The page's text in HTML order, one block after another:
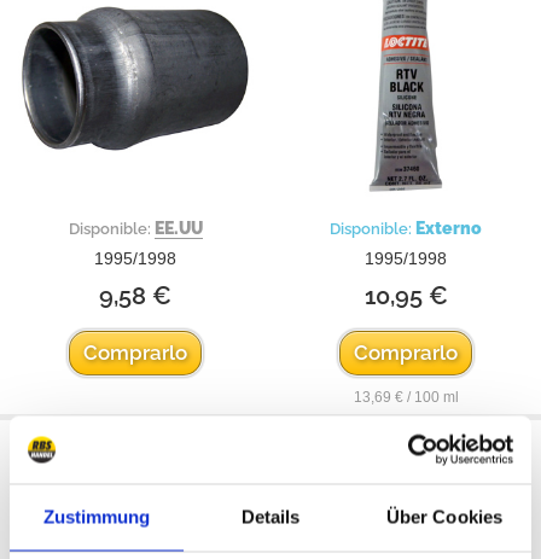
Zustimmung Details Über Cookies
Disponible: EE.UU
1995/1998
9,58 €
Comprarlo
Disponible: Externo
1995/1998
10,95 €
Comprarlo
13,69 € / 100 ml
Todos los precios incluyen el IVA